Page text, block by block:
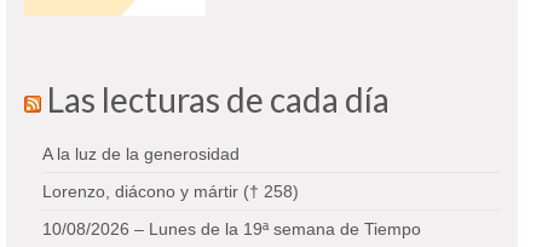
Las lecturas de cada día
A la luz de la generosidad
Lorenzo, diácono y mártir († 258)
10/08/2026 – Lunes de la 19ª semana de Tiempo